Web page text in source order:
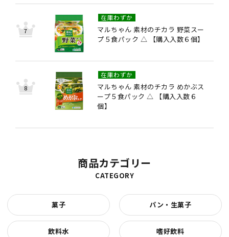
マルちゃん 素材のチカラ 野菜スー
プ５食パック △ 【購入入数６個】
在庫わずか
マルちゃん 素材のチカラ めかぶス
ープ５食パック △ 【購入入数６
個】
在庫わずか
商品カテゴリー
CATEGORY
菓子 パン・生菓子
飲料水 嗜好飲料